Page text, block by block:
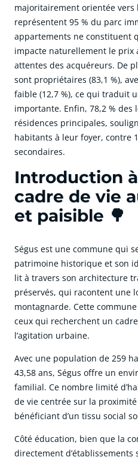
majoritairement orientée vers
représentent 95 % du parc
appartements ne constituent
impacte naturellement le prix
attentes des acquéreurs. De
sont propriétaires (83,1 %),
faible (12,7 %), ce qui traduit
importante. Enfin, 78,2 % des
résidences principales,
habitants à leur foyer, contre
secondaires.
Introduction
cadre de vie
et paisible 🌳
Ségus est une commune qui
patrimoine historique et son
lit à travers son architecture
préservés, qui racontent une
montagnarde. Cette
ceux qui recherchent un
l’agitation urbaine.
Avec une population de 259
43,58 ans, Ségus offre un
familial. Ce nombre limité
de vie centrée sur la
bénéficiant d’un tissu social
Côté éducation, bien que la
directement